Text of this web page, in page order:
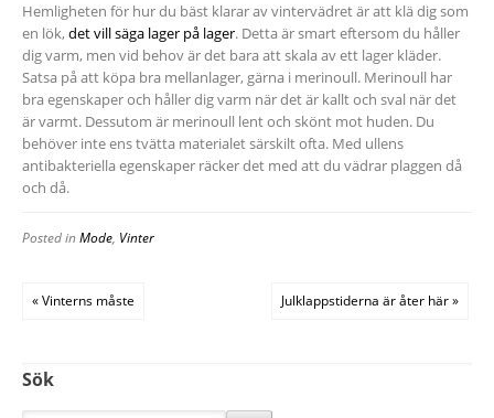
Hemligheten för hur du bäst klarar av vintervädret är att klä dig som
en lök,det vill säga lager på lager. Detta är smart eftersom du håller
dig varm, men vid behov är det bara att skala av ett lager kläder.
Satsa på att köpa bra mellanlager, gärna i merinoull. Merinoull har
bra egenskaper och håller dig varm när det är kallt och sval när det
är varmt. Dessutom är merinoull lent och skönt mot huden. Du
behöver inte ens tvätta materialet särskilt ofta. Med ullens
antibakteriella egenskaper räcker det med att du vädrar plaggen då
och då.
Posted inMode, Vinter
« Vinterns måste Julklappstiderna är åter här »
Sök